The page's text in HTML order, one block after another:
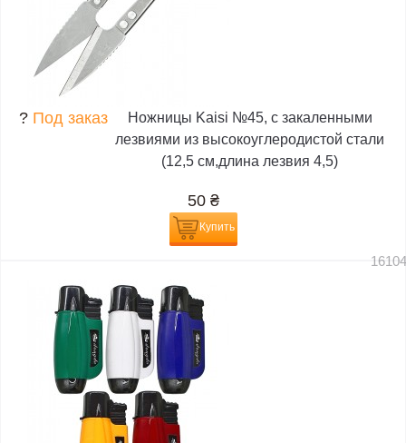
? Под заказ
Ножницы Kaisi №45, с закаленными
лезвиями из высокоуглеродистой стали
(12,5 см,длина лезвия 4,5)
50 ₴
Купить